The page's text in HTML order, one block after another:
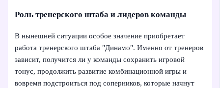
Роль тренерского штаба и лидеров команды
В нынешней ситуации особое значение приобретает
работа тренерского штаба "Динамо". Именно от тренеров
зависит, получится ли у команды сохранить игровой
тонус, продолжить развитие комбинационной игры и
вовремя подстроиться под соперников, которые начнут